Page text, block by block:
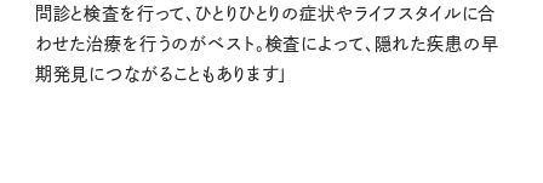
問診と検査を行って、ひとりひとりの症状やライフスタイルに合
わせた治療を行うのがベスト。検査によって、隠れた疾患の早
期発見につながることもあります」